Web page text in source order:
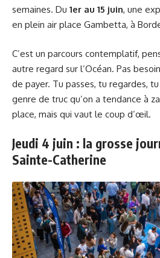
semaines. Du 1er au 15 juin, une
en plein air place Gambetta, à
C’est un parcours contemplatif,
autre regard sur l’Océan. Pas
de payer. Tu passes, tu regardes,
genre de truc qu’on a tendance à
place, mais qui vaut le coup d’œil.
Jeudi 4 juin : la grosse
Sainte-Catherine